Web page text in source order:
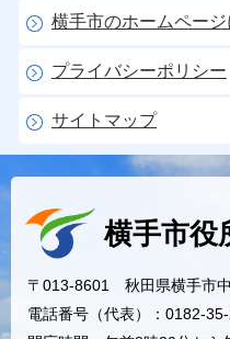
横手市のホームページ
プライバシーポリシー
サイトマップ
横手市役
〒013-8601 秋田県横手市
電話番号（代表）：0182-